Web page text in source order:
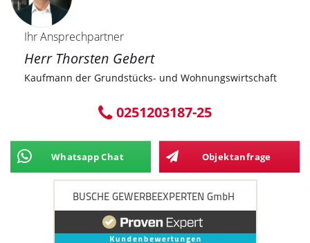
Ihr Ansprechpartner
Herr Thorsten Gebert
Kaufmann der Grundstücks- und Wohnungswirtschaft
0251203187-25
Whatsapp Chat Objektanfrage